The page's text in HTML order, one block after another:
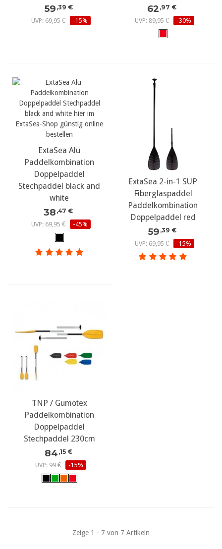
59 ,39 €
UVP: 69,95 €
-15%
62 ,97 €
UVP: 89,95 €
-30%
ExtaSea Alu
Paddelkombination
Doppelpaddel
Stechpaddel black and
white
38 ,47 €
UVP: 69,95 €
-45%
ExtaSea 2-in-1 SUP
Fiberglaspaddel
Paddelkombination
Doppelpaddel red
59 ,39 €
UVP: 69,95 €
-15%
TNP / Gumotex
Paddelkombination
Doppelpaddel
Stechpaddel 230cm
84 ,15 €
UVP: 99 €
-15%
Zeige 1 - 7 von 7 Artikeln